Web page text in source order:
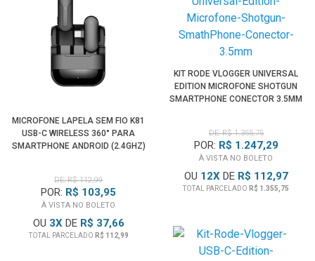
MICROFONE LAPELA SEM FIO K81
USB-C WIRELESS 360° PARA
SMARTPHONE ANDROID (2.4GHZ)
DE: R$ 112,99
POR: R$ 103,95
À VISTA NO BOLETO
OU 3XDE R$ 37,66
TOTAL PARCELADO R$ 112,99
KIT RODE VLOGGER UNIVERSAL
EDITION MICROFONE SHOTGUN
SMARTPHONE CONECTOR 3.5MM
DE: R$ 1.355,75
POR: R$ 1.247,29
À VISTA NO BOLETO
OU 12XDE R$ 112,97
TOTAL PARCELADO R$ 1.355,75